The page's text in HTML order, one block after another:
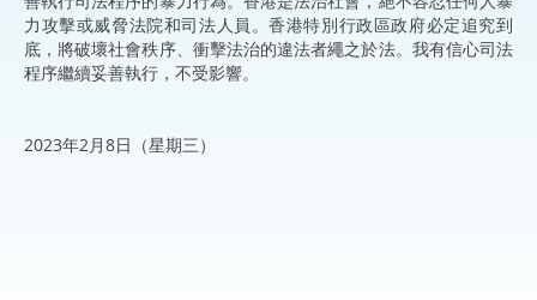
力攻擊或威脅法院和司法人員。香港特別行政區政府必定追究到
底，將破壞社會秩序、衝擊法治的違法者繩之於法。我有信心司法
程序繼續妥善執行，不受影響。
2023年2月8日（星期三）